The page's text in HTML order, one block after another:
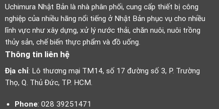
Uchimura Nhật Bản là nhà phân phối, cung cấp thiết bị công
nghiệp của nhiều hãng nổi tiếng ở Nhật Bản phục vụ cho nhiều
lĩnh vực như xây dựng, xử lý nước thải, chăn nuôi, nuôi trồng
thủy sản, chế biến thực phẩm và đồ uống.
Thông tin liên hệ
Địa chỉ: Lô thương mại TM14, số 17 đường số 3, P. Trường
Thọ, Q. Thủ Đức, TP. HCM.
Phone: 028 39251471